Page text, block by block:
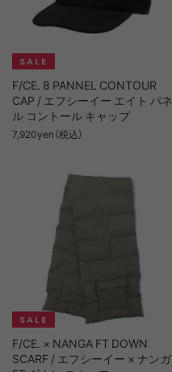
F/CE. 8 PANNEL CONTOUR
CAP / エフシーイー エイト パネ
ル コントール キャップ
7,920yen（税込）
F/CE. × NANGA FT DOWN
SCARF / エフシーイー × ナンガ